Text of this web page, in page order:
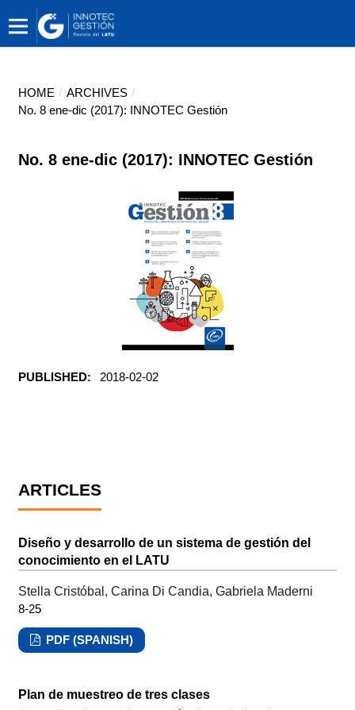
HOME / ARCHIVES /
No. 8 ene-dic (2017): INNOTEC Gestión
No. 8 ene-dic (2017): INNOTEC Gestión
PUBLISHED: 2018-02-02
ARTICLES
Diseño y desarrollo de un sistema de gestión del
conocimiento en el LATU
Stella Cristóbal, Carina Di Candia, Gabriela Maderni
8-25
PDF (SPANISH)
Plan de muestreo de tres clases